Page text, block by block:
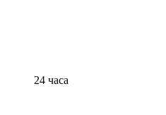
24 часа